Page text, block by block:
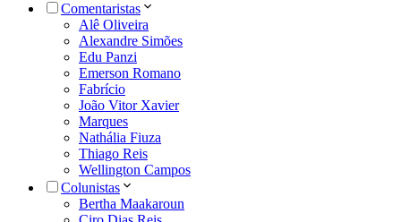
Comentaristas
Alê Oliveira
Alexandre Simões
Edu Panzi
Emerson Romano
Fabrício
João Vitor Xavier
Marques
Nathália Fiuza
Thiago Reis
Wellington Campos
Colunistas
Bertha Maakaroun